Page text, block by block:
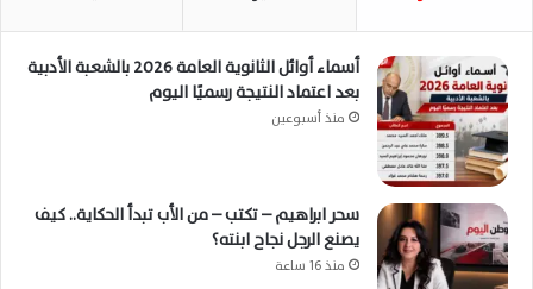
أسماء أوائل الثانوية العامة 2026 بالشعبة الأدبية
بعد اعتماد النتيجة رسميًا اليوم
منذ أسبوعين
سحر ابراهيم – تكتب – من الأب تبدأ الحكاية.. كيف
يصنع الرجل نجاح ابنته؟
منذ 16 ساعة